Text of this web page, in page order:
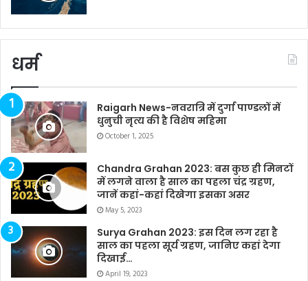
धर्म
Raigarh News-नवरात्रि में दुर्गा पाण्डलों में
धुनुची नृत्य की है विशेष महिमा
October 1, 2025
Chandra Grahan 2023: बस कुछ ही मिनटों
में लगने वाला है साल का पहला चंद्र ग्रहण,
जानें कहां-कहां दिखेगा इसका असर
May 5, 2023
Surya Grahan 2023: इस दिन लग रहा है
साल का पहला सूर्य ग्रहण, जानिए कहां देगा
दिखाई…
April 19, 2023